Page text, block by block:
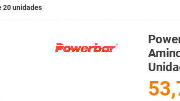
20 unidades